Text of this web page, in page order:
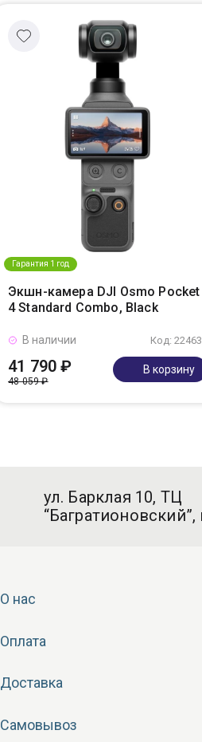
Гарантия 1 год
Экшн-камера DJI Osmo Pocket
4 Standard Combo, Black
Код:
В наличии
41 790 ₽
48 059 ₽
В корзину
ул. Барклая 10, ТЦ
О нас
Оплата
Доставка
Самовывоз